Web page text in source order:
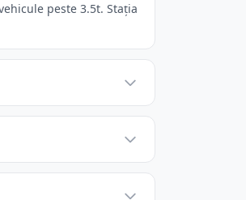
peste 3.5t. Stația